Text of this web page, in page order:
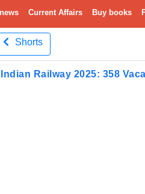
Current Affairs Buy books
Shorts
Indian Railway 2025: 358